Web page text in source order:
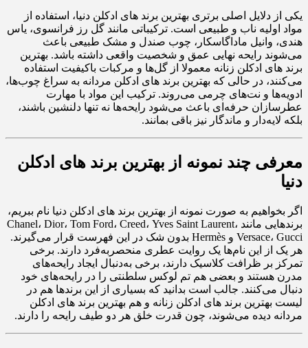
یکی از دلایل اصلی برتری بهترین برند های ادکلن دنیا، استفاده از
مواد اولیه ناب و طبیعی است. ترکیباتی مانند گل رز فرانسوی، یاس
هندی، وانیل ماداگاسکار، چوب صندل و مشک طبیعی باعث
می‌شوند رایحه‌ نهایی عمق و شخصیت واقعی داشته باشد. بهترین
برند های ادکلن زنانه معمولا از گل‌ها و مرکبات باکیفیت استفاده
می‌کنند، در حالی که بهترین برند های ادکلن مردانه به سراغ چوب‌ها،
ادویه‌ها و نت‌های چرمی می‌روند. ترکیب این مواد با مهارت
عطرسازان حرفه‌ای باعث می‌شود رایحه‌ها نه تنها دلنشین باشند،
بلکه لایه‌دار و ماندگار نیز باقی بمانند.
معرفی چند نمونه از بهترین برند های ادکلن
دنیا
اگر بخواهیم به صورت نمونه از بهترین برند های ادکلن دنیا نام ببریم،
برندهایی مانند Chanel، Dior، Tom Ford، Creed، Yves Saint Laurent،
Versace، Gucci و Hermès بدون شک در این فهرست قرار می‌گیرند.
هر یک از این نام‌ها یک روایت عطری منحصربه‌فرد دارند. برخی
تمرکز بر ظرافت کلاسیک دارند، برخی به‌دنبال ایجاد رایحه‌های
مدرن هستند و بعضی هم تم لوکس سلطنتی را در رایحه‌های خود
دنبال می‌کنند. جالب است بدانید که بسیاری از این برندها هم در
لیست بهترین برند های ادکلن زنانه و هم بهترین برند های ادکلن
مردانه دیده می‌شوند، چون قدرت خلق هر دو طیف رایحه را دارند.